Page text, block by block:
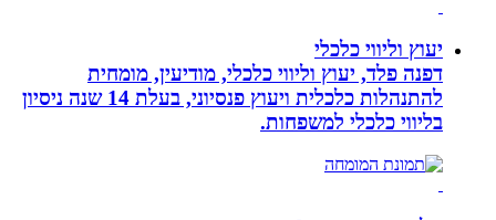
יעוץ וליווי כלכלי
דפנה פלד, יעוץ וליווי כלכלי, מודיעין, מומחית
להתנהלות כלכלית ויעוץ פנסיוני, בעלת 14 שנה ניסיון
בליווי כלכלי למשפחות.